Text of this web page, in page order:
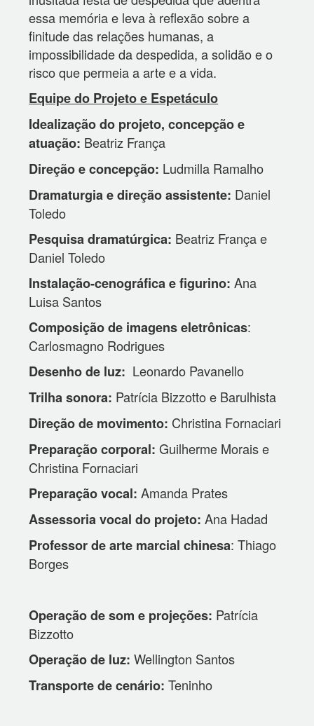
essa memória e leva à reflexão sobre a
finitude das relações humanas, a
impossibilidade da despedida, a solidão e o
risco que permeia a arte e a vida.
Equipe do Projeto e Espetáculo
Idealização do projeto, concepção e
atuação: Beatriz França
Direção e concepção: Ludmilla Ramalho
Dramaturgia e direção assistente: Daniel
Toledo
Pesquisa dramatúrgica: Beatriz França e
Daniel Toledo
Instalação-cenográfica e figurino: Ana
Luisa Santos
Composição de imagens eletrônicas:
Carlosmagno Rodrigues
Desenho de luz: Leonardo Pavanello
Trilha sonora: Patrícia Bizzotto e Barulhista
Direção de movimento: Christina Fornaciari
Preparação corporal:Guilherme Morais e
Christina Fornaciari
Preparação vocal: Amanda Prates
Assessoria vocal do projeto:Ana Hadad
Professor de arte marcial chinesa: Thiago
Borges
Operação de som e projeções: Patrícia
Bizzotto
Operação de luz:Wellington Santos
Transporte de cenário: Teninho